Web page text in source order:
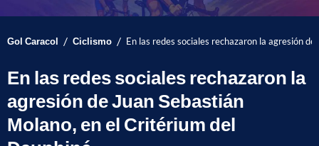
Gol Caracol / Ciclismo / En las redes sociales rechazaron la agresión
En las redes sociales rechazaron la
agresión de Juan Sebastián
Molano, en el Critérium del